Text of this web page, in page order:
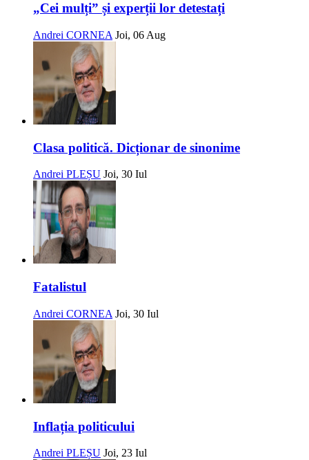
„Cei mulți” și experții lor detestați
Andrei CORNEA Joi, 06 Aug
Clasa politică. Dicționar de sinonime
Andrei PLEȘU Joi, 30 Iul
Fatalistul
Andrei CORNEA Joi, 30 Iul
Inflația politicului
Andrei PLEȘU Joi, 23 Iul